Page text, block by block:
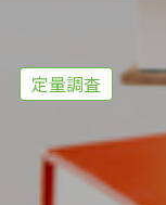
定量調査